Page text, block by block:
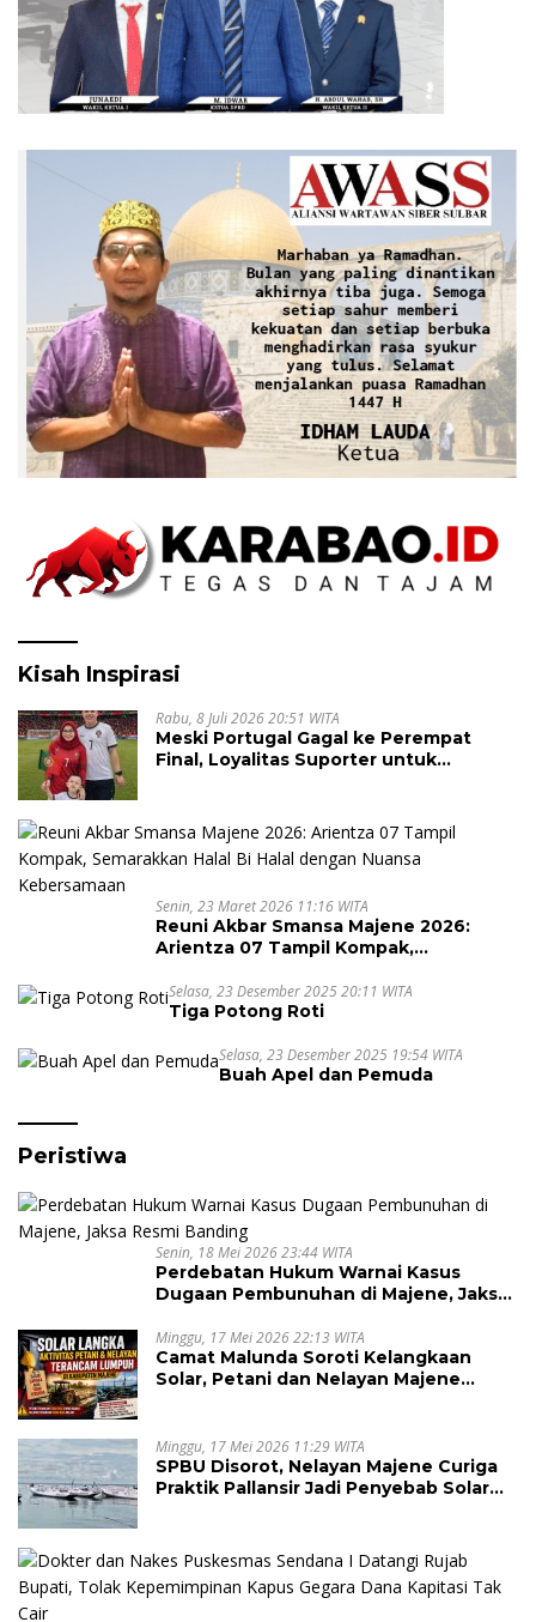
Kisah Inspirasi
Rabu, 8 Juli 2026 20:51 WITA
Meski Portugal Gagal ke Perempat
Final, Loyalitas Suporter untuk
Senin, 23 Maret 2026 11:16 WITA
Reuni Akbar Smansa Majene 2026:
Arientza 07 Tampil Kompak,
Nuansa Kebersamaan
Selasa, 23 Desember 2025 20:11 WITA
Tiga Potong Roti
Selasa, 23 Desember 2025 19:54 WITA
Buah Apel dan Pemuda
Peristiwa
Senin, 18 Mei 2026 23:44 WITA
Perdebatan Hukum Warnai Kasus
Dugaan Pembunuhan di Majene, Jaksa
Minggu, 17 Mei 2026 22:13 WITA
Camat Malunda Soroti Kelangkaan
Solar, Petani dan Nelayan Majene
Minggu, 17 Mei 2026 11:29 WITA
SPBU Disorot, Nelayan Majene Curiga
Praktik Pallansir Jadi Penyebab Solar